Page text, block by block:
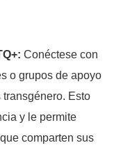
Conéctese con
o grupos de apoyo
Esto
y le permite
comparten sus